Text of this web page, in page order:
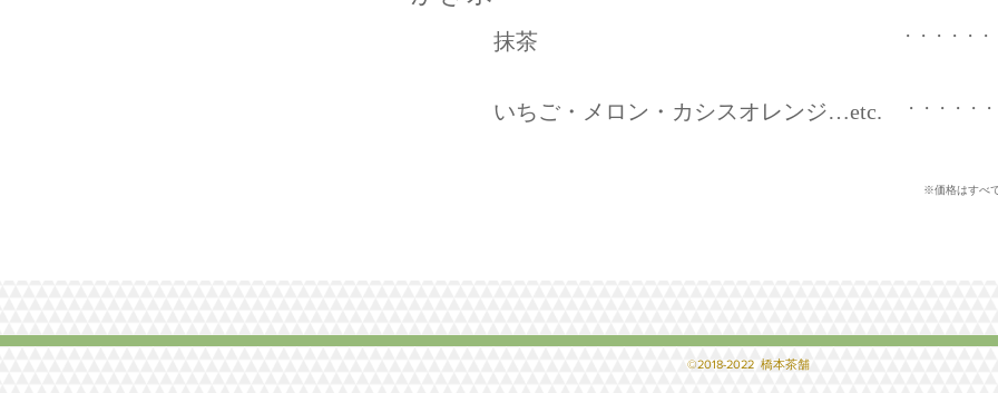
抹茶 ・・・・・
いちご・メロン・カシスオレンジ…etc. ・・・・・
※価格はすべ
©2018-2022 橋本茶舗